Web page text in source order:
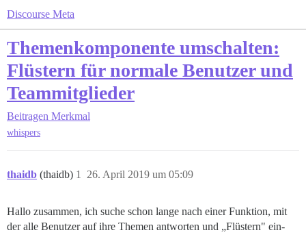
Discourse Meta
Themenkomponente umschalten:
Flüstern für normale Benutzer und
Teammitglieder
Beitragen Merkmal
whispers
thaidb (thaidb) 26. April 2019 um 05:09
1
Hallo zusammen, ich suche schon lange nach einer Funktion, mit
der alle Benutzer auf ihre Themen antworten und „Flüstern" ein-